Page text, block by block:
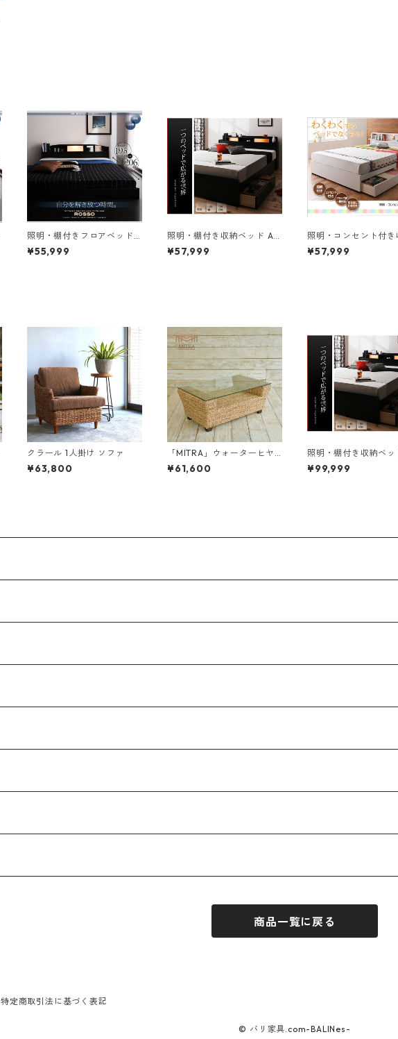
照明・棚付きフロアベッド
ROSSO ロッソ ボンネルコ
イルマットレス付き セミダ
¥55,999
照明・棚付き収納ベッド All
-one オールワン ベッドフレ
ームのみ セミダブル
¥57,999
照明・コンセント付き
ベッド Miana ミアー
ドフレームのみ セミダ
¥57,999
クラール 1人掛け ソファ
¥63,800
「MITRA」ウォーターヒヤ
シンス ガラスローテーブル
¥61,600
照明・棚付き収納ベッ
-one オールワン 国産
トコイルマットレス付
¥99,999
商品一覧に戻る
特定商取引法に基づく表記
© バリ家具.com-BALINes-